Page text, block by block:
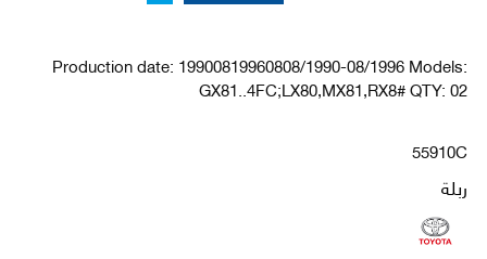
Production date: 19900819960808/1990-08/1996 Models:
GX81..4FC;LX80,MX81,RX8# QTY: 02
55910C
ربلة